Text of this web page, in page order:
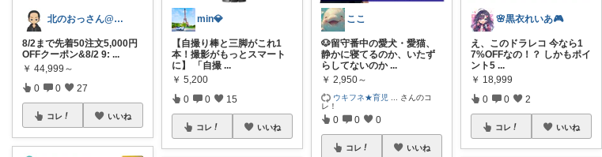
北のおっさん@ガジェット好き
8/2まで先着50注文5,000円
OFFクーポン&8/2 9: ...
￥ 44,999～
0 0 27
コレ いいね
min💎
【自撮り棒と三脚がこれ1
本！撮影がもっとスマート
に】 「自撮 ...
￥ 5,200
0 0 15
コレ いいね
ここ
🐶留守番中の愛犬・愛猫、
静かに寝てるのか、いたず
らしてないのか ...
￥ 2,950～
ウキフネ★育児
さんのコ
レ！
0 0 0
コレ いいね
🌸黒衣れいあ🎮
え、このドラレコ 今なら1
7%OFFなの！？ しかもポイ
ント5 ...
￥ 18,999
0 0 2
コレ いいね